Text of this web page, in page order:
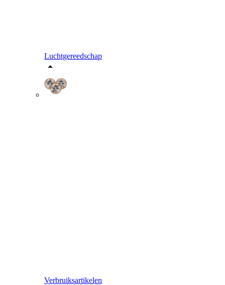
Luchtgereedschap
Verbruiksartikelen